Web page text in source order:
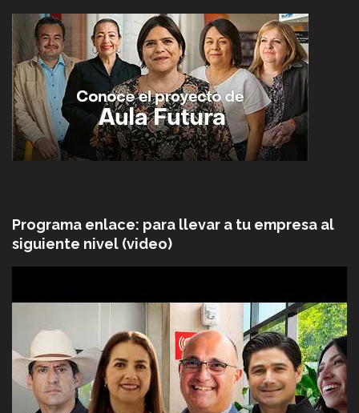
Programa enlace: para llevar a tu empresa al
siguiente nivel (video)